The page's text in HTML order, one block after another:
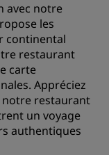
avec notre
les
continental
restaurant
carte
Appréciez
notre restaurant
un voyage
authentiques